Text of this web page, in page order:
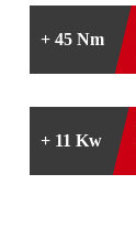
+ 45 Nm
+ 11 Kw